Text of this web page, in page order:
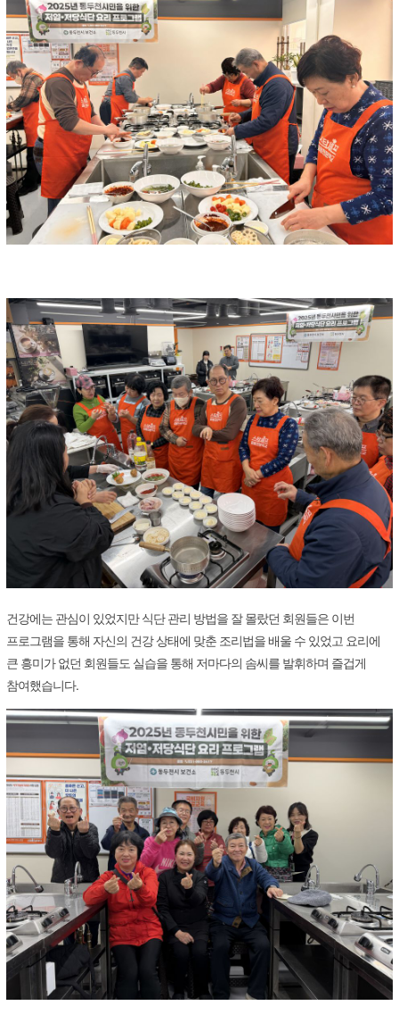
건강에는 관심이 있었지만 식단 관리 방법을 잘 몰랐던 회원들은 이번
프로그램을 통해 자신의 건강 상태에 맞춘 조리법을 배울 수 있었고 요리에
큰 흥미가 없던 회원들도 실습을 통해 저마다의 솜씨를 발휘하며 즐겁게
참여했습니다.